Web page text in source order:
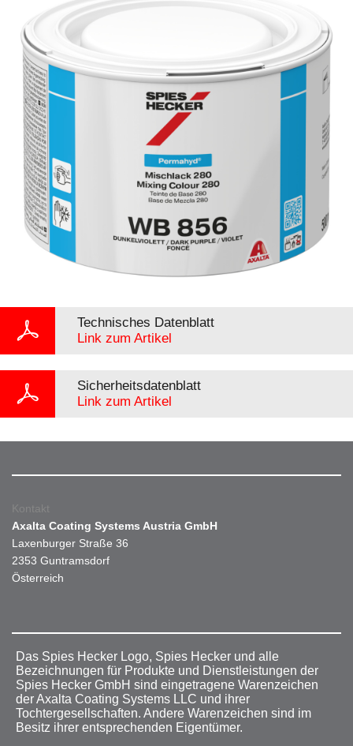
Technisches Datenblatt
Link zum Artikel
Sicherheitsdatenblatt
Link zum Artikel
Kontakt
Axalta Coating Systems Austria GmbH
Laxenburger Straße 36
2353 Guntramsdorf
Österreich
Das Spies Hecker Logo, Spies Hecker und alle
Bezeichnungen für Produkte und Dienstleistungen der
Spies Hecker GmbH sind eingetragene Warenzeichen
der Axalta Coating Systems LLC und ihrer
Tochtergesellschaften. Andere Warenzeichen sind im
Besitz ihrer entsprechenden Eigentümer.